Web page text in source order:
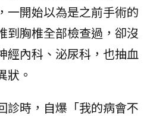
一開始以為是之前手術的
到胸椎全部檢查過，卻沒
經內科、泌尿科，也抽血
狀。
診時，自爆「我的病會不